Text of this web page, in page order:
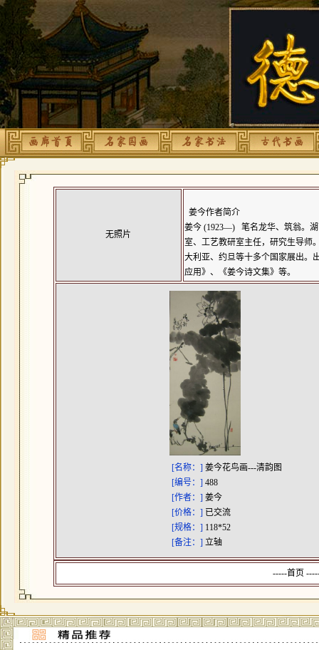
无照片
姜今作者简介
姜今 (1923—) 笔名龙华、筑翁。湖
室、工艺教研室主任，研究生导师
大利亚、约旦等十多个国家展出。
应用》、《姜今诗文集》等。
[名称：] 姜今花鸟画---清韵图
[编号：] 488
[作者：] 姜今
[价格：] 已交流
[规格：] 118*52
[备注：] 立轴
-----首页